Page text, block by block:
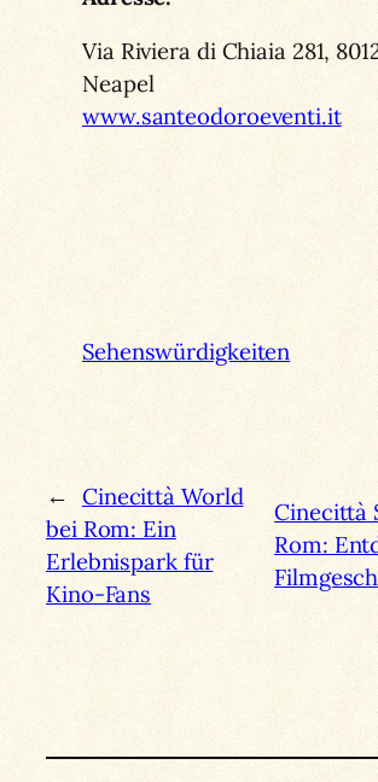
Via Riviera di Chiaia 281,
Neapel
www.santeodoroeventi.it
Sehenswürdigkeiten
← Cinecittà World
bei Rom: Ein
Erlebnispark für
Kino-Fans
Cinecittà
Rom: